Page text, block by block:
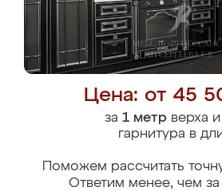
Цена: от 45
за 1 метрверха и
гарнитура в
Поможем рассчитать
Ответим менее, чем за